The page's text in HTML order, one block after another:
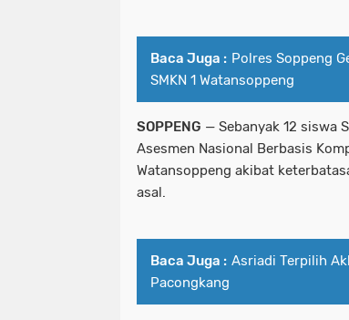
Baca Juga : Polres Soppeng
SMKN 1 Watansoppeng
SOPPENG — Sebanyak 12 siswa
Asesmen Nasional Berbasis
Watansoppeng akibat
asal.
Baca Juga : Asriadi Terpilih
Pacongkang